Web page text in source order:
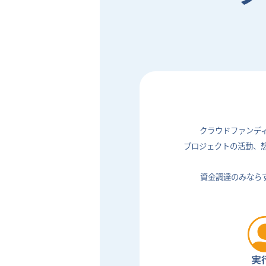
クラウドファンデ
プロジェクトの活動、
資金調達のみなら